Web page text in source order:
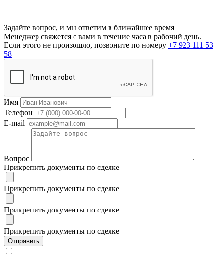
Задайте вопрос, и мы ответим в ближайшее время
Менеджер свяжется с вами в течение часа в рабочий день.
Если этого не произошло, позвоните по номеру +7 923 111 53
58
Имя
Телефон
E-mail
Вопрос
Прикрепить документы по сделке
Прикрепить документы по сделке
Прикрепить документы по сделке
Прикрепить документы по сделке